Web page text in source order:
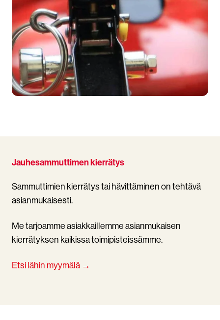
Jauhesammuttimen kierrätys
Sammuttimien kierrätys tai hävittäminen on tehtävä
asianmukaisesti.
Me tarjoamme asiakkaillemme asianmukaisen
kierrätyksen kaikissa toimipisteissämme.
Etsi lähin myymälä →